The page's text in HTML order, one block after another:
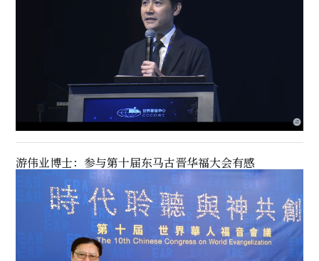
游伟业博士：参与第十届东马古晋华福大会有感